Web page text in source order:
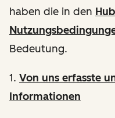
haben die in den
Bedeutung.
1. Von uns erfasste
Informationen